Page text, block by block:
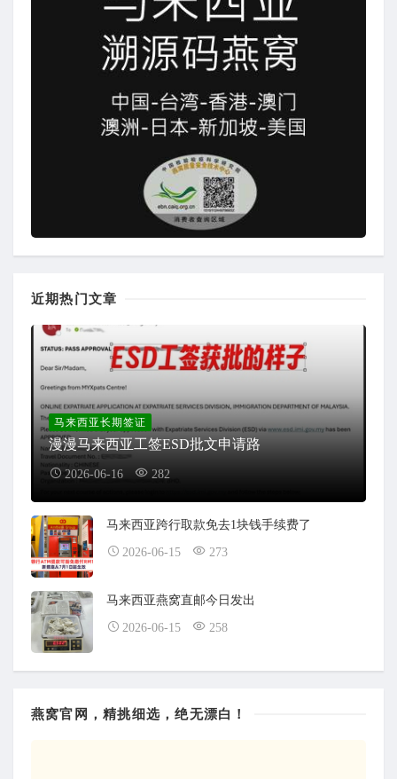
近期热门文章
马来西亚长期签证
漫漫马来西亚工签ESD批文申请路
2026-06-16 282
马来西亚跨行取款免去1块钱手续费了
2026-06-15 273
马来西亚燕窝直邮今日发出
2026-06-15 258
燕窝官网，精挑细选，绝无漂白！